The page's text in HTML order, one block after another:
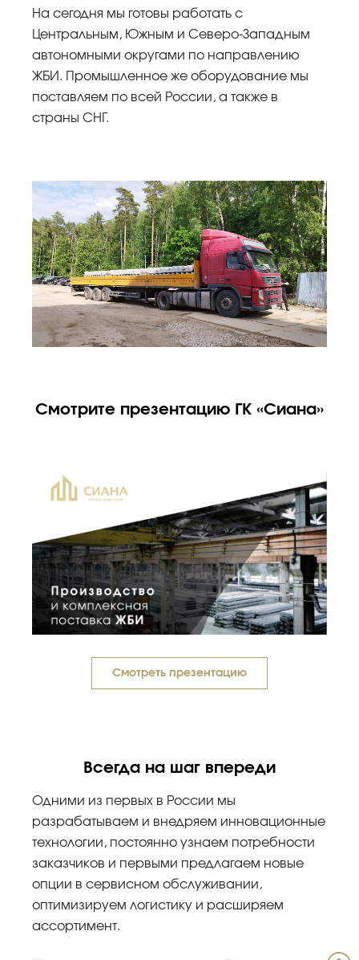
На сегодня мы готовы работать с
Центральным, Южным и Северо-Западным
автономными округами по направлению
ЖБИ. Промышленное же оборудование мы
поставляем по всей России, а также в
страны СНГ.
Смотрите презентацию ГК «Сиана»
Смотреть презентацию
Всегда на шаг впереди
Одними из первых в России мы
разрабатываем и внедряем инновационные
технологии, постоянно узнаем потребности
заказчиков и первыми предлагаем новые
опции в сервисном обслуживании,
оптимизируем логистику и расширяем
ассортимент.